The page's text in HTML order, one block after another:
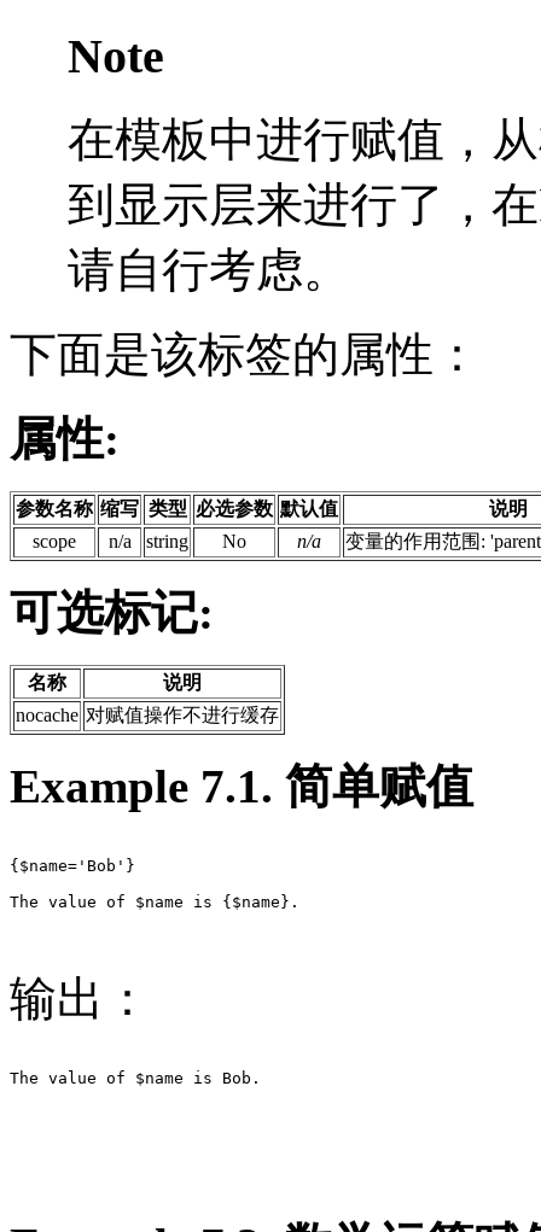
Note
在模板中进行赋值，
到显示层来进行了，
请自行考虑。
下面是该标签的属性：
属性:
参数名称 缩写 类型 必选参数 默认值
说明
scope
n/a string No n/a 变量的作用范围:
可选标记:
名称
说明
nocache 对赋值操作不进行缓存
Example 7.1. 简单赋值
{$name='Bob'}
The value of $name is {$name}.
输出：
The value of $name is Bob.